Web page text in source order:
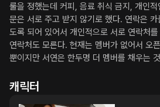
룰을 정했는데 커피, 음료 취식 금지, 개인
문은 서로 주고 받지 않기로 했다. 연락은
도록 되어 있어서 개인적으로 서로 연락처
연락처도 모른다. 현재는 멤버가 없어서 오
뿐이지만 서연은 한두명 더 멤버를 채우는
캐릭터